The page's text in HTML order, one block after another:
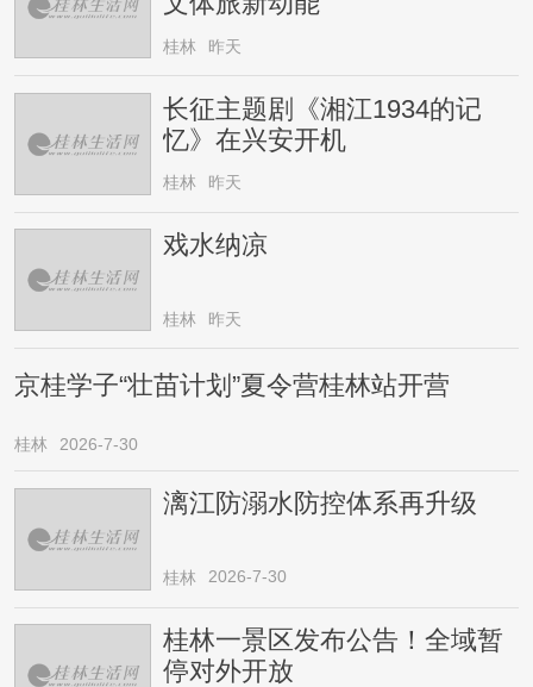
桂林 昨天
长征主题剧《湘江1934的记
忆》在兴安开机
桂林 昨天
戏水纳凉
桂林 昨天
京桂学子“壮苗计划”夏令营桂林站开营
桂林 2026-7-30
漓江防溺水防控体系再升级
桂林 2026-7-30
桂林一景区发布公告！全域暂
停对外开放